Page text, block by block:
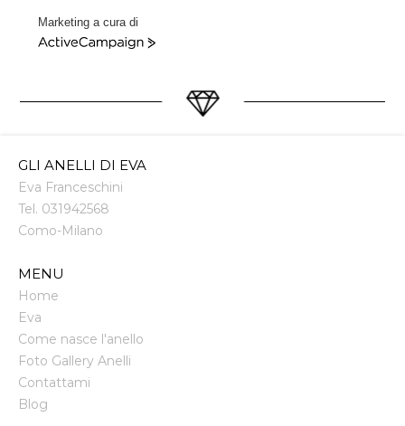
Marketing a cura di
ActiveCampaign
GLI ANELLI DI EVA
Eva Franceschini
Tel. 031942568
Como-Milano
MENU
Home
Eva
Come nasce l'anello
Foto Gallery Anelli
Contattami
Blog